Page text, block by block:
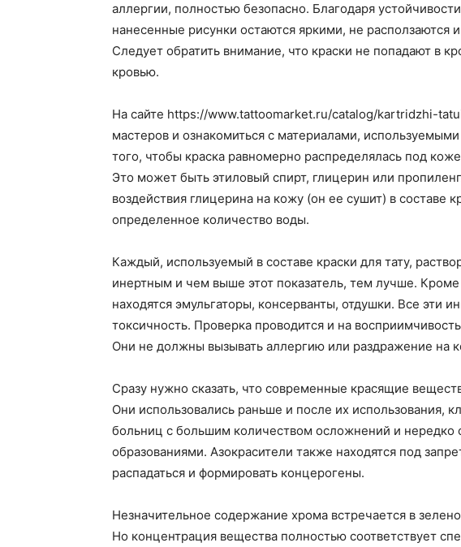
аллергии, полностью безопасно. Благодаря
нанесенные рисунки остаются яркими, не расползаются
Следует обратить внимание, что краски не попадают в
кровью.
На сайте https://www.tattoomarket.ru/catalog/kartridzhi-
мастеров и ознакомиться с материалами,
того, чтобы краска равномерно распределялась под
Это может быть этиловый спирт, глицерин или
воздействия глицерина на кожу (он ее сушит) в составе
определенное количество воды.
Каждый, используемый в составе краски для тату,
инертным и чем выше этот показатель, тем лучше.
находятся эмульгаторы, консерванты, отдушки. Все эти
токсичность. Проверка проводится и на
Они не должны вызывать аллергию или раздражение на
Сразу нужно сказать, что современные красящие
Они использовались раньше и после их использования,
больниц с большим количеством осложнений и нередко
образованиями. Азокрасители также находятся под
распадаться и формировать концерогены.
Незначительное содержание хрома встречается в
Но концентрация вещества полностью соответствует